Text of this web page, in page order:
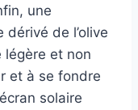
une
de l’olive
légère et non
et à se fondre
solaire